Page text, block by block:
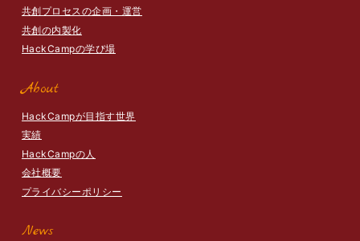
共創プロセスの企画・運営
共創の内製化
HackCampの学び場
About
HackCampが目指す世界
実績
HackCampの人
会社概要
プライバシーポリシー
News